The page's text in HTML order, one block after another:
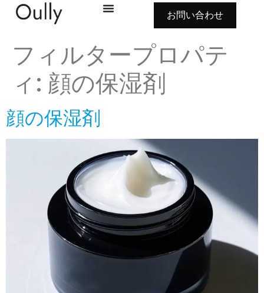
お問い合わせ
フィルタープロパテ
ィ: 顔の保湿剤
顔の保湿剤